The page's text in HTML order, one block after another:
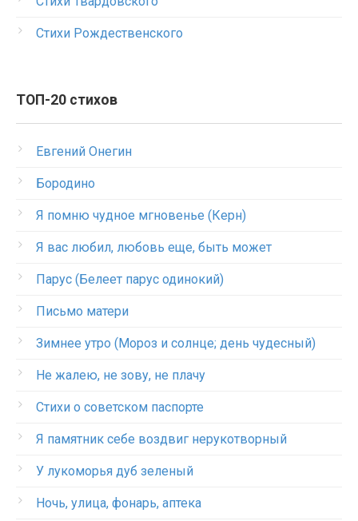
Стихи Рождественского
ТОП-20 стихов
Евгений Онегин
Бородино
Я помню чудное мгновенье (Керн)
Я вас любил, любовь еще, быть может
Парус (Белеет парус одинокий)
Письмо матери
Зимнее утро (Мороз и солнце; день чудесный)
Не жалею, не зову, не плачу
Стихи о советском паспорте
Я памятник себе воздвиг нерукотворный
У лукоморья дуб зеленый
Ночь, улица, фонарь, аптека